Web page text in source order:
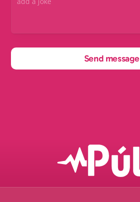
Send message